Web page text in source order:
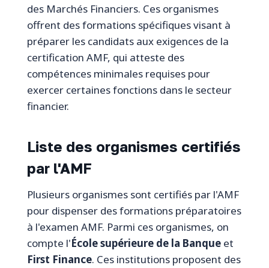
des Marchés Financiers. Ces organismes
offrent des formations spécifiques visant à
préparer les candidats aux exigences de la
certification AMF, qui atteste des
compétences minimales requises pour
exercer certaines fonctions dans le secteur
financier.
Liste des organismes certifiés
par l'AMF
Plusieurs organismes sont certifiés par l'AMF
pour dispenser des formations préparatoires
à l'examen AMF. Parmi ces organismes, on
compte l'École supérieure de la Banqueet
First Finance. Ces institutions proposent des